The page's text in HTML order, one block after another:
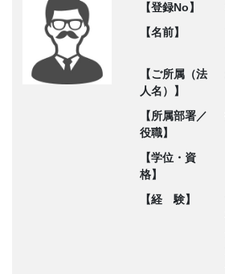
【登録No】
【名前】
【ご所属（法
人名）】
【所属部署／
役職】
【学位・資
格】
【経 験】